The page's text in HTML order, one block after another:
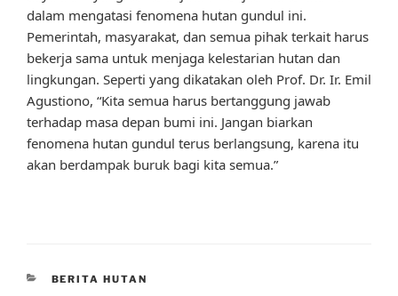
dalam mengatasi fenomena hutan gundul ini.
Pemerintah, masyarakat, dan semua pihak terkait harus
bekerja sama untuk menjaga kelestarian hutan dan
lingkungan. Seperti yang dikatakan oleh Prof. Dr. Ir. Emil
Agustiono, “Kita semua harus bertanggung jawab
terhadap masa depan bumi ini. Jangan biarkan
fenomena hutan gundul terus berlangsung, karena itu
akan berdampak buruk bagi kita semua.”
CATEGORIES
BERITA HUTAN